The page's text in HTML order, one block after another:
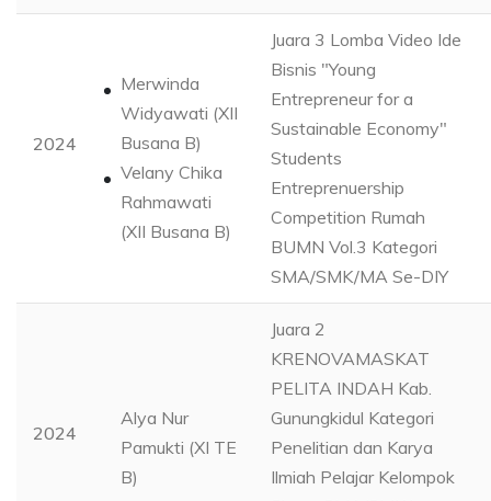
2024
Merwinda
Widyawati (XII
Busana B)
Velany Chika
Rahmawati
(XII Busana B)
Juara 3 Lomba Video Ide
Bisnis "Young
Entrepreneur for a
Sustainable Economy"
Students
Entreprenuership
Competition Rumah
BUMN Vol.3 Kategori
SMA/SMK/MA Se-DIY
2024
Alya Nur
Pamukti (XI TE
B)
Juara 2
KRENOVAMASKAT
PELITA INDAH Kab.
Gunungkidul Kategori
Penelitian dan Karya
Ilmiah Pelajar Kelompok